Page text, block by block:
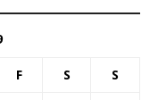
F S S